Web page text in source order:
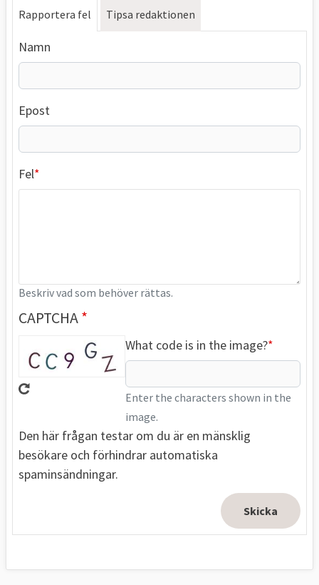
Rapportera fel Tipsa redaktionen
Namn
Epost
Fel
Beskriv vad som behöver rättas.
CAPTCHA
What code is in the image?
Enter the characters shown in the
image.
Den här frågan testar om du är en mänsklig
besökare och förhindrar automatiska
spaminsändningar.